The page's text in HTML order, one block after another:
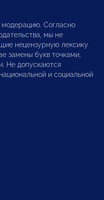
модерацию. Согласно
мы не
нецензурную лексику
замены букв точками,
Не допускаются
и социальной